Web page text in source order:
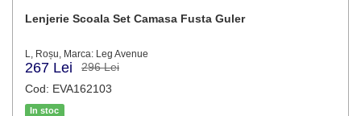
Lenjerie Scoala Set Camasa Fusta Guler
L, Roșu, Marca: Leg Avenue
267 Lei
296 Lei
Cod: EVA162103
In stoc